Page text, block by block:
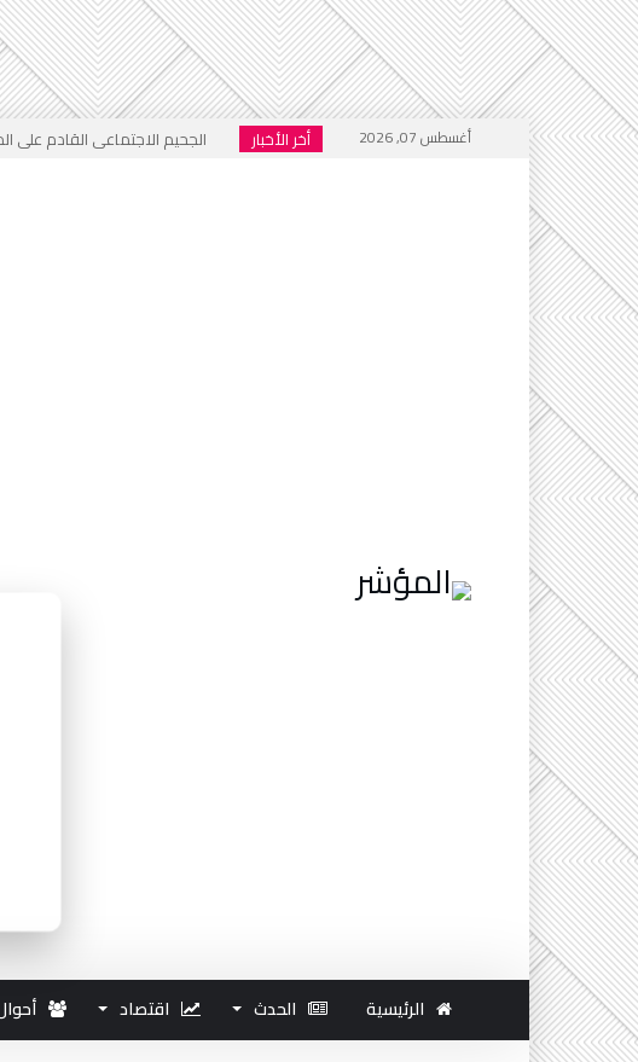
أغسطس 07, 2026 أخر الأخبار
الجحيم الاجتماعي القادم على
الرئيسية الحدث اقتصاد